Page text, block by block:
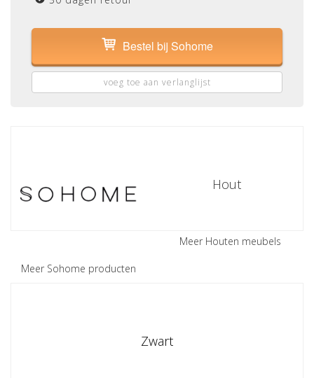
Bestel bij Sohome
voeg toe aan verlanglijst
Meer Sohome producten
Hout
Meer Houten meubels
Zwart